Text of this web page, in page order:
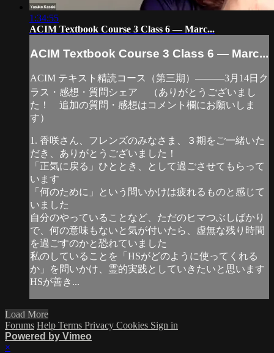
1:34:55
ACIM Textbook Course 3 Class 6 — Marc...
ACIM Textbook Course 3 Class 6 — Marc...
ACIM テキスト精読コース（第三期）―――3月14日ク
ラス・感想・質問シェア （ありがとうございまし
た！ 追加の質問・感想はコメント欄にお願いしま
す）
1. 香咲さん、フレンズのみなさま、３期をご一緒いた
だき、ありがとうございました！
「正気に戻る」ひととき、として過ごさせてもらって
います
「何のために」という問いかけは疲れるものと感じて
いました
自分のやっていることなど、ただのヒマつぶしばかり
で、何の意味もないと気が付いたら、虚無な残り時間
を過ごすのかと恐れていました
私のしていることを「HSがどのように使ってくれる
か」を問いかけ、霊的実践としていきたいと思います
HSが善き...
Load More
Forums Help Terms Privacy Cookies Sign in
Powered by Vimeo
×